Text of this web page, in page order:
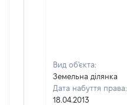
Вид об'єкта:
Земельна ділянка
Дата набуття права:
18.04.2013